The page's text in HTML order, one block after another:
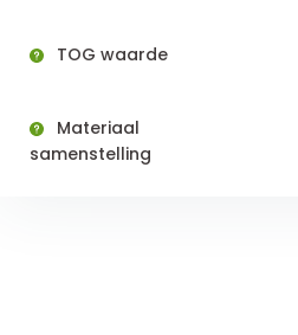
TOG waarde
Materiaal
samenstelling